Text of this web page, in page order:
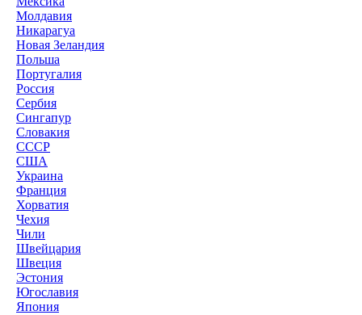
Молдавия
Никарагуа
Новая Зеландия
Польша
Португалия
Россия
Сербия
Сингапур
Словакия
СССР
США
Украина
Франция
Хорватия
Чехия
Чили
Швейцария
Швеция
Эстония
Югославия
Япония